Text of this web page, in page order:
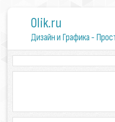
0lik.ru
Дизайн и Графика -